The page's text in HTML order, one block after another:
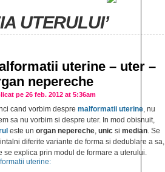
UTERULUI’
uterine – uter –
nepereche
pe 26 feb. 2012 at 5:36am
cand vorbim despre malformatii uterine, nu
sa nu vorbim si despre uter. In mod obisnuit,
este un organ nepereche, unic si median. Se
diferite variante de forma si dedublare a sa,
se explica prin modul de formare a uterului.
uterine: